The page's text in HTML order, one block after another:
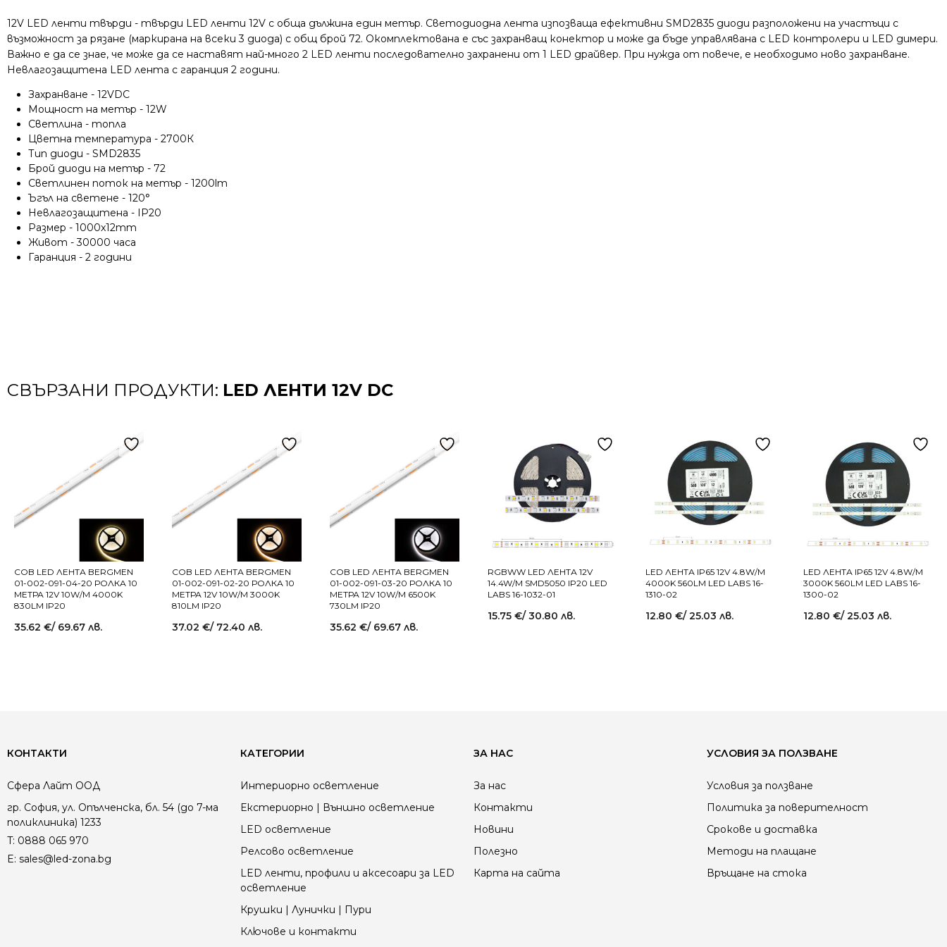
12V LED ленти твърди - твърди LED ленти 12V с обща дължина един метър. Светодиодна лента изпозваща ефективни SMD2835 диоди разположени на участъци с
възможност за рязане (маркирана на всеки 3 диода) с общ брой 72. Окомплектована е със захранващ конектор и може да бъде управлявана с LED контролери и LED димери.
Важно е да се знае, че може да се наставят най-много 2 LED ленти последователно захранени от 1 LED драйвер. При нужда от повече, е необходимо ново захранване.
Невлагозащитена LED лента с гаранция 2 години.
Захранване - 12VDC
Мощност на метър - 12W
Светлина - топла
Цветна температура - 2700К
Тип диоди - SMD2835
Брой диоди на метър - 72
Светлинен поток на метър - 1200lm
Ъгъл на светене - 120°
Невлагозащитена - IP20
Размер - 1000x12mm
Живот - 30000 часа
Гаранция - 2 години
СВЪРЗАНИ ПРОДУКТИ: LED ЛЕНТИ 12V DC
COB LED ЛЕНТА BERGMEN
01-002-091-04-20 РОЛКА 10
МЕТРА 12V 10W/M 4000K
830LM IP20
35.62 €/ 69.67 лв.
COB LED ЛЕНТА BERGMEN
01-002-091-02-20 РОЛКА 10
МЕТРА 12V 10W/M 3000K
810LM IP20
37.02 €/ 72.40 лв.
COB LED ЛЕНТА BERGMEN
01-002-091-03-20 РОЛКА 10
МЕТРА 12V 10W/M 6500K
730LM IP20
35.62 €/ 69.67 лв.
RGBWW LED ЛЕНТА 12V
14.4W/M SMD5050 IP20 LED
LABS 16-1032-01
15.75 €/ 30.80 лв.
LED ЛЕНТА IP65 12V 4.8W/M
4000K 560LM LED LABS 16-
1310-02
12.80 €/ 25.03 лв.
LED ЛЕНТА IP65 12V 4.8W/M
3000K 560LM LED LABS 16-
1300-02
12.80 €/ 25.03 лв.
КОНТАКТИ
Сфера Лайт ООД
гр. София, ул. Опълченска, бл. 54 (до 7-ма
поликлиника) 1233
T: 0888 065 970
E: sales@led-zona.bg
КАТЕГОРИИ
Интериорно осветление
Екстериорно | Външно осветление
LED осветление
Релсово осветление
LED ленти, профили и аксесоари за LED
осветление
Крушки | Лунички | Пури
Ключове и контакти
ЗА НАС
За нас
Контакти
Новини
Полезно
Карта на сайта
УСЛОВИЯ ЗА ПОЛЗВАНЕ
Условия за ползване
Политика за поверителност
Срокове и доставка
Методи на плащане
Връщане на стока